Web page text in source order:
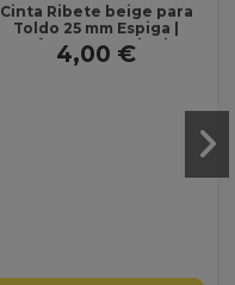
Cinta Ribete beige para
Toldo 25 mm Espiga |
Refuerzo y Acabado
Profesional
4,00 €